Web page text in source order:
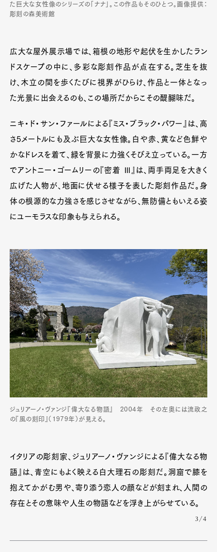
た巨大な女性像のシリーズの「ナナ」。この作品もそのひとつ。画像提供：
彫刻の森美術館
広大な屋外展示場では、箱根の地形や起伏を生かしたラン
ドスケープの中に、多彩な彫刻作品が点在する。芝生を抜
け、木立の間を歩くたびに視界がひらけ、作品と一体となっ
た光景に出会えるのも、この場所だからこその醍醐味だ。
ニキ・ド・サン・ファールによる『ミス・ブラック・パワー』は、高
さ5メートルにも及ぶ巨大な女性像。白や赤、黄など色鮮や
かなドレスを着て、緑を背景に力強くそびえ立っている。一方
でアントニー・ゴームリーの『密着 Ⅲ』は、両手両足を大きく
広げた人物が、地面に伏せる様子を表した彫刻作品だ。身
体の根源的な力強さを感じさせながら、無防備ともいえる姿
にユーモラスな印象も与えられる。
ジュリアーノ・ヴァンジ『偉大なる物語』 2004年 その左奥には流政之
の『風の刻印』（1979年）が見える。
イタリアの彫刻家、ジュリアーノ・ヴァンジによる『偉大なる物
語』は、青空にもよく映える白大理石の彫刻だ。洞窟で膝を
抱えてかがむ男や、寄り添う恋人の顔などが刻まれ、人間の
存在とその意味や人生の物語などを浮き上がらせている。
3/4